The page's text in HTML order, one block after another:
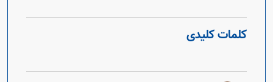
کلمات کلیدی